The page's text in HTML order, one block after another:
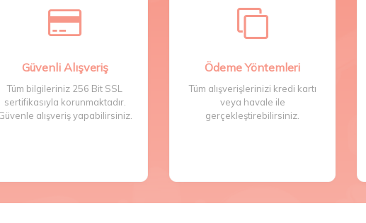
tatilde veya tıraş makinenizin yanınızda olmadığı durumlarda
tıraş makinelerine göz atabilirsiniz.
arasındaGillette Venus Riviera
bulunmaktadır. Özel
kolaylaştırır. Traş işlemi sırasında bıçak güvenliğini
içinde Gillette Venus Comfort Glide Breeze tıraş makinesi de en
tıraş bıçakları için ise ikili paketlerde bulabileceğiniz Gillette
Güvenli Alışveriş
Tüm bilgileriniz 256 Bit SSL
sertifikasıyla korunmaktadır.
alışveriş yapabilirsiniz.
Ödeme Yöntemleri
Tüm alışverişlerinizi kredi kartı
veya havale ile
gerçekleştirebilirsiniz.